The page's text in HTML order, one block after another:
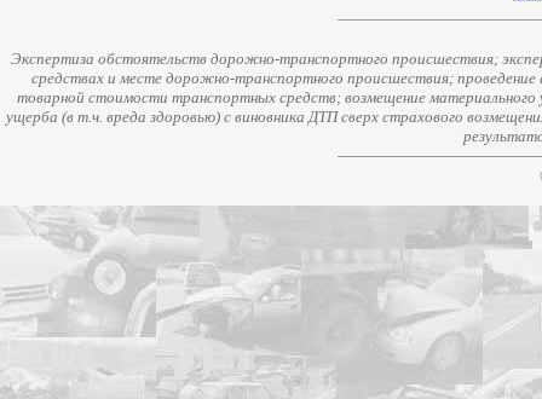
Экспертиза обстоятельств дорожно-транспортного происшествия;
средствах и месте дорожно-транспортного происшествия;
товарной стоимости транспортных средств; возмещение
ущерба (в т.ч. вреда здоровью) с виновника ДТП сверх страхового